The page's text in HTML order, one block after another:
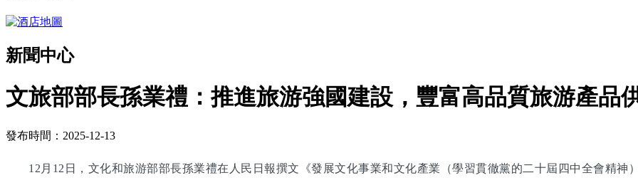
新聞中心
文旅部部長孫業禮：推進旅游強國建設，豐富高品質旅游產品
發布時間：2025-12-13
12月12日，文化和旅游部部長孫業禮在人民日報撰文《發展文化事業和文化產業（學習貫徹黨的二十屆四中全會精神）